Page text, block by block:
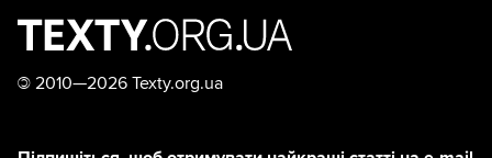
© 2010—2026 Texty.org.ua